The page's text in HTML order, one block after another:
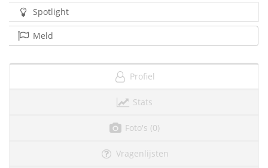
Spotlight
Meld
Profiel
Stats
Foto's (0)
Vragenlijsten